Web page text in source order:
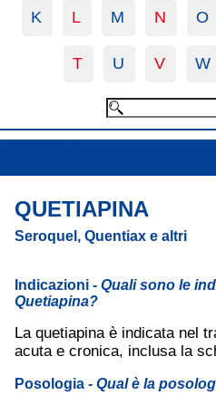
K L M N O
T U V W
Quetiapina
QUETIAPINA
Seroquel, Quentiax e altri
Indicazioni - Quali sono le
Quetiapina?
La quetiapina è indicata nel
acuta e cronica, inclusa la
Posologia - Qual è la